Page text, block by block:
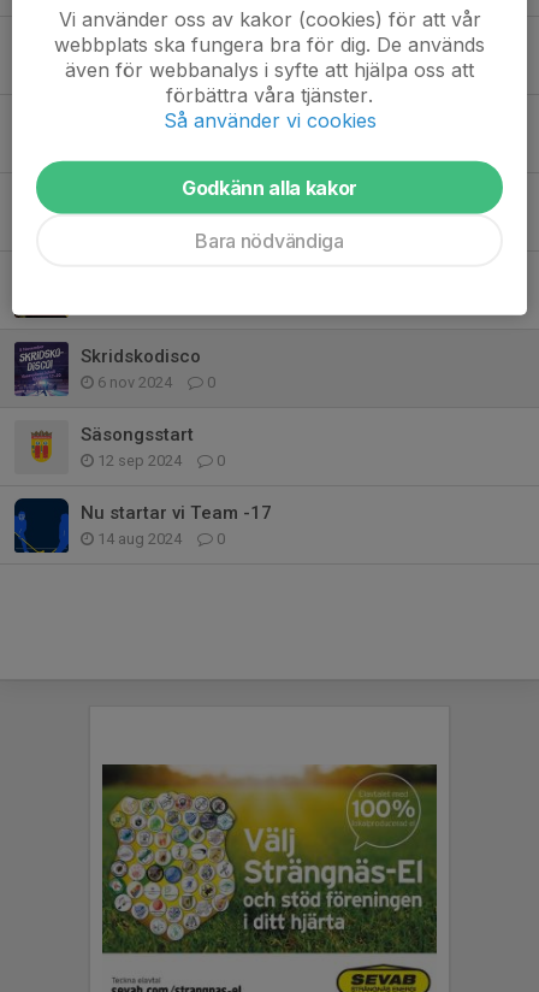
24 mar 2025 0
Kompisdagar
Skridskodisco
6 nov 2024 0
Säsongsstart
12 sep 2024 0
Nu startar vi Team -17
14 aug 2024 0
Vi använder oss av kakor (cookies) för att vår
webbplats ska fungera bra för dig. De används
även för webbanalys i syfte att hjälpa oss att
förbättra våra tjänster.
Så använder vi cookies
Godkänn alla kakor
Bara nödvändiga